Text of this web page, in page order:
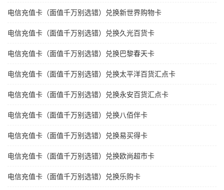
电信充值卡（面值千万别选错）兑换新世界购物卡
电信充值卡（面值千万别选错）兑换久光百货卡
电信充值卡（面值千万别选错）兑换巴黎春天卡
电信充值卡（面值千万别选错）兑换太平洋百货汇点卡
电信充值卡（面值千万别选错）兑换永安百货汇点卡
电信充值卡（面值千万别选错）兑换八佰伴卡
电信充值卡（面值千万别选错）兑换易买得卡
电信充值卡（面值千万别选错）兑换欧尚超市卡
电信充值卡（面值千万别选错）兑换乐购卡